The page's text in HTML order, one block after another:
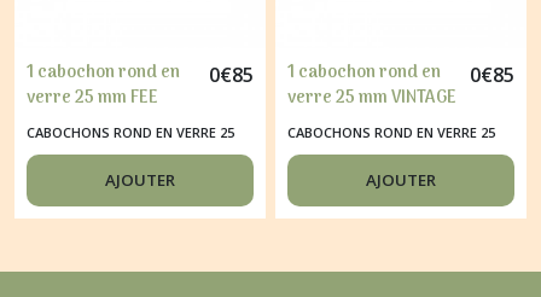
1 cabochon rond en
verre 25 mm FEE
LUNE
0€85
CABOCHONS ROND EN VERRE 25
MM
AJOUTER
1 cabochon rond en
verre 25 mm VINTAGE
CORSET
0€85
CABOCHONS ROND EN VERRE 25
MM
AJOUTER